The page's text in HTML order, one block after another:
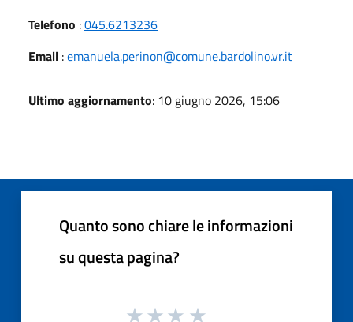
Telefono :045.6213236
Email :emanuela.perinon@comune.bardolino.vr.it
Ultimo aggiornamento: 10 giugno 2026, 15:06
Quanto sono chiare le informazioni
su questa pagina?